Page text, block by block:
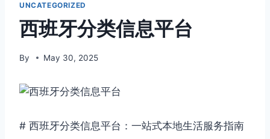
UNCATEGORIZED
西班牙分类信息平台
By May 30, 2025
# 西班牙分类信息平台：一站式本地生活服务指南